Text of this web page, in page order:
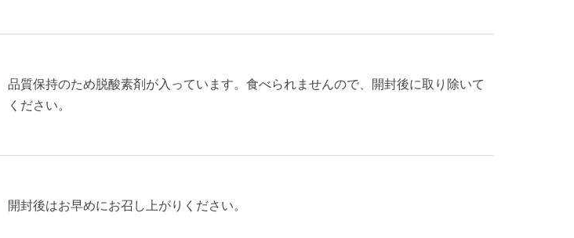
品質保持のため脱酸素剤が入っています。食べられませんので、開封後に取り除いて
ください。
開封後はお早めにお召し上がりください。